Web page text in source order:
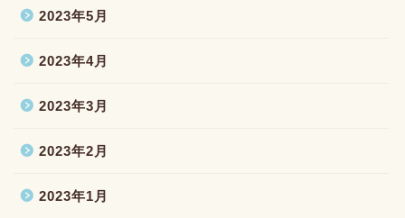
2023年5月
2023年4月
2023年3月
2023年2月
2023年1月